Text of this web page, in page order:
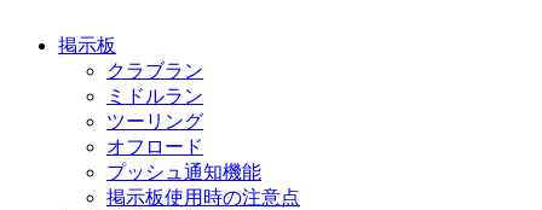
掲示板
クラブラン
ミドルラン
ツーリング
オフロード
プッシュ通知機能
掲示板使用時の注意点